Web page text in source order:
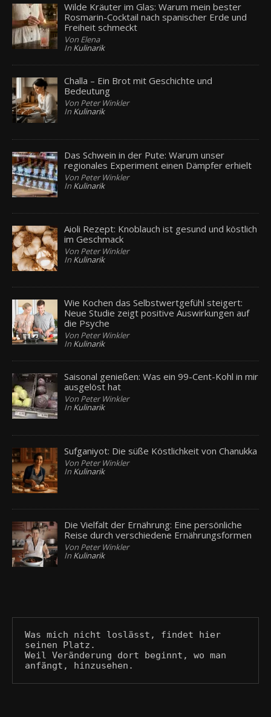
Wilde Kräuter im Glas: Warum mein bester
Rosmarin-Cocktail nach spanischer Erde und
Freiheit schmeckt
Von Elena
In Kulinarik
Challa – Ein Brot mit Geschichte und
Bedeutung
Von Peter Winkler
In Kulinarik
Das Schwein in der Pute: Warum unser
regionales Experiment einen Dämpfer erhielt
Von Peter Winkler
In Kulinarik
Aioli Rezept: Knoblauch ist gesund und köstlich
im Geschmack
Von Peter Winkler
In Kulinarik
Wie Kochen das Selbstwertgefühl steigert:
Neue Studie zeigt positive Auswirkungen auf
die Psyche
Von Peter Winkler
In Kulinarik
Saisonal genießen: Was ein 99-Cent-Kohl in mir
ausgelöst hat
Von Peter Winkler
In Kulinarik
Sufganiyot: Die süße Köstlichkeit von Chanukka
Von Peter Winkler
In Kulinarik
Die Vielfalt der Ernährung: Eine persönliche
Reise durch verschiedene Ernährungsformen
Von Peter Winkler
In Kulinarik
Was mich nicht loslässt, findet hier
seinen Platz.
Weil Veränderung dort beginnt, wo man
anfängt, hinzusehen.